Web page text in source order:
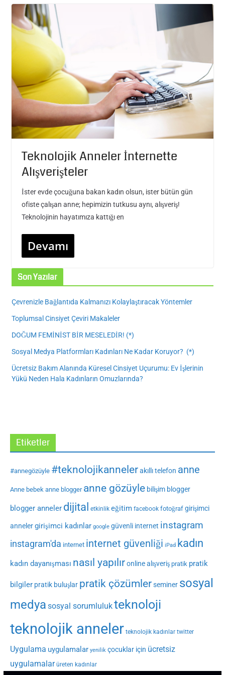
Teknolojik Anneler İnternette
Alışverişteler
İster evde çocuğuna bakan kadın olsun, ister bütün gün
ofiste çalışan anne; hepimizin tutkusu aynı, alışveriş!
Teknolojinin hayatımıza kattığı en
Devamı
Son Yazılar
Çevrenizle Bağlantıda Kalmanızı Kolaylaştıracak Yöntemler
Toplumsal Cinsiyet Çeviri Makaleler
DOĞUM FEMİNİST BİR MESELEDİR! (*)
Sosyal Medya Platformları Kadınları Ne Kadar Koruyor? (*)
Ücretsiz Bakım Alanında Küresel Cinsiyet Uçurumu: Ev İşlerinin
Yükü Neden Hala Kadınların Omuzlarında?
Etiketler
#annegözüyle #teknolojikannelerakıllı telefon anne
Anne bebek anne blogger anne gözüyle bilişim blogger
blogger anneler dijital etkinlik eğitim facebook fotoğraf girişimci
anneler girişimci kadınlar google güvenli internet instagram
instagram'da internet internet güvenliği iPad kadın
kadın dayanışması nasıl yapılır online alışveriş pratik pratik
bilgiler pratik buluşlar pratik çözümler seminer sosyal
medya sosyal sorumlulukteknoloji
teknolojik anneler teknolojik kadınlar twitter
Uygulama uygulamalar yenilik çocuklar için ücretsiz
uygulamalar üreten kadınlar